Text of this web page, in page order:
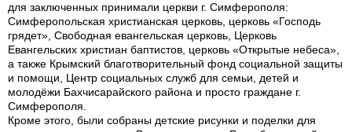
для заключенных принимали церкви г. Симферополя:
Симферопольская христианская церковь, церковь «Господь
грядет», Свободная евангельская церковь, Церковь
Евангельских христиан баптистов, церковь «Открытые небеса»,
а также Крымский благотворительный фонд социальной защиты
и помощи, Центр социальных служб для семьи, детей и
молодёжи Бахчисарайского района и просто граждане г.
Симферополя.
Кроме этого, были собраны детские рисунки и поделки для